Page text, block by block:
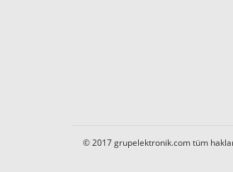
© 2017 grupelektronik.com tüm